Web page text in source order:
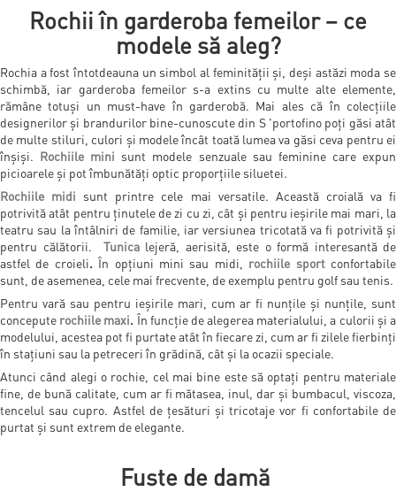
Rochii în garderoba femeilor – ce
modele să aleg?
Rochia a fost întotdeauna un simbol al feminității și, deși astăzi moda se
schimbă, iar garderoba femeilor s-a extins cu multe alte elemente,
rămâne totuși un must-have în garderobă. Mai ales că în colecțiile
designerilor și brandurilor bine-cunoscute din S 'portofino poți găsi atât
de multe stiluri, culori și modele încât toată lumea va găsi ceva pentru ei
înșiși. Rochiile mini sunt modele senzuale sau feminine care expun
picioarele și pot îmbunătăți optic proporțiile siluetei.
Rochiile midi sunt printre cele mai versatile. Această croială va fi
potrivită atât pentru ținutele de zi cu zi, cât și pentru ieșirile mai mari, la
teatru sau la întâlniri de familie, iar versiunea tricotată va fi potrivită și
pentru călătorii. Tunica lejeră, aerisită, este o formă interesantă de
astfel de croieli.În opțiuni mini sau midi, rochiile sport confortabile
sunt, de asemenea, cele mai frecvente, de exemplu pentru golf sau tenis.
Pentru vară sau pentru ieșirile mari, cum ar fi nunțile și nunțile, sunt
concepute rochiile maxi. În funcție de alegerea materialului, a culorii și a
modelului, acestea pot fi purtate atât în fiecare zi, cum ar fi zilele fierbinți
în stațiuni sau la petreceri în grădină, cât și la ocazii speciale.
Atunci când alegi o rochie, cel mai bine este să optați pentru materiale
fine, de bună calitate, cum ar fi mătasea, inul, dar și bumbacul, viscoza,
tencelul sau cupro. Astfel de țesături și tricotaje vor fi confortabile de
purtat și sunt extrem de elegante.
Fuste de damă